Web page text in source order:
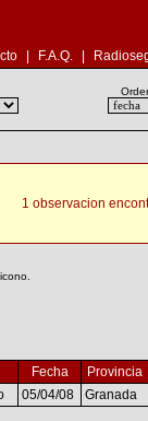
F.A.Q.
1 observacion
Fecha
Provincia
05/04/08 Granada